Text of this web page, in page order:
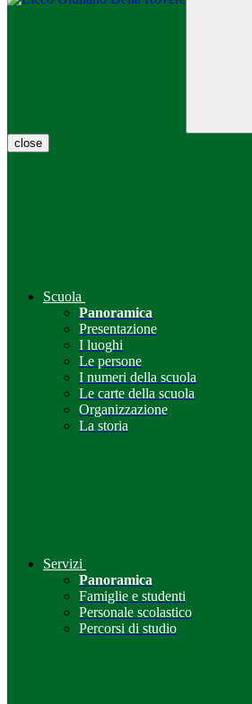
close
Scuola
Panoramica
Presentazione
I luoghi
Le persone
I numeri della scuola
Le carte della scuola
Organizzazione
La storia
Servizi
Panoramica
Famiglie e studenti
Personale scolastico
Percorsi di studio